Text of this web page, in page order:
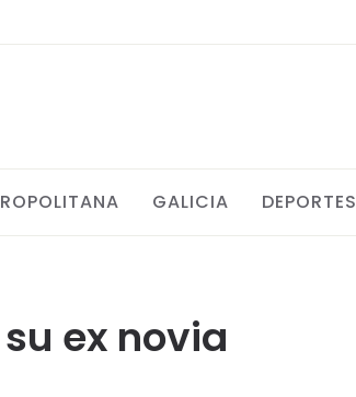
GALICIA DEPORTES
ex novia